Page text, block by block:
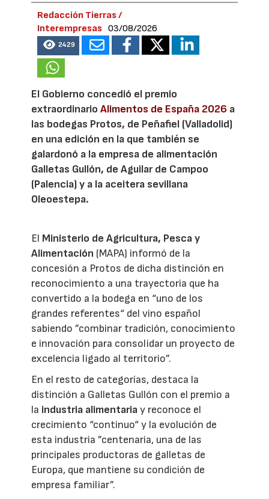
Redacción Tierras /
Interempresas
03/08/2026
2429
El Gobierno concedió el premio
extraordinarioAlimentos de España 2026 a
las bodegas Protos, de Peñafiel (Valladolid)
en una edición en la que también se
galardonó a la empresa de alimentación
Galletas Gullón, de Aguilar de Campoo
(Palencia) y a la aceitera sevillana
Oleoestepa.
El Ministerio de Agricultura, Pesca y
Alimentación (MAPA) informó de la
concesión a Protos de dicha distinción en
reconocimiento a una trayectoria que ha
convertido a la bodega en “uno de los
grandes referentes“ del vino español
sabiendo ”combinar tradición, conocimiento
e innovación para consolidar un proyecto de
excelencia ligado al territorio”.
En el resto de categorías, destaca la
distinción a Galletas Gullón con el premio a
la industria alimentariay reconoce el
crecimiento “continuo“ y la evolución de
esta industria ”centenaria, una de las
principales productoras de galletas de
Europa, que mantiene su condición de
empresa familiar”.